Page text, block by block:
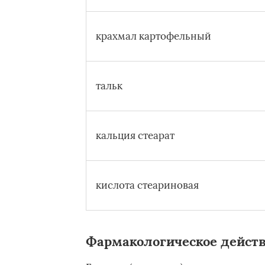
крахмал картофельный
тальк
кальция стеарат
кислота стеариновая
Фармакологическое